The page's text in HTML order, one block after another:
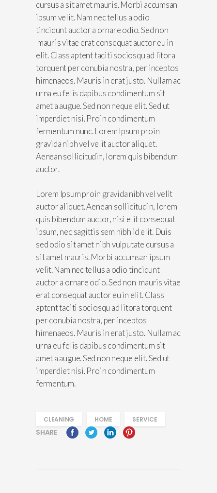
cursus a sit amet mauris. Morbi accumsan
ipsum velit. Nam nec tellus a odio
tincidunt auctor a ornare odio. Sed non
mauris vitae erat consequat auctor eu in
elit. Class aptent taciti sociosqu ad litora
torquent per conubia nostra, per inceptos
himenaeos. Mauris in erat justo. Nullam ac
urna eu felis dapibus condimentum sit
amet a augue. Sed non neque elit. Sed ut
imperdiet nisi. Proin condimentum
fermentum nunc. Lorem Ipsum proin
gravida nibh vel velit auctor aliquet.
Aenean sollicitudin, lorem quis bibendum
auctor.
Lorem Ipsum proin gravida nibh vel velit
auctor aliquet. Aenean sollicitudin, lorem
quis bibendum auctor, nisi elit consequat
ipsum, nec sagittis sem nibh id elit. Duis
sed odio sit amet nibh vulputate cursus a
sit amet mauris. Morbi accumsan ipsum
velit. Nam nec tellus a odio tincidunt
auctor a ornare odio. Sed non mauris vitae
erat consequat auctor eu in elit. Class
aptent taciti sociosqu ad litora torquent
per conubia nostra, per inceptos
himenaeos. Mauris in erat justo. Nullam ac
urna eu felis dapibus condimentum sit
amet a augue. Sed non neque elit. Sed ut
imperdiet nisi. Proin condimentum
fermentum.
CLEANING HOME SERVICE
SHARE